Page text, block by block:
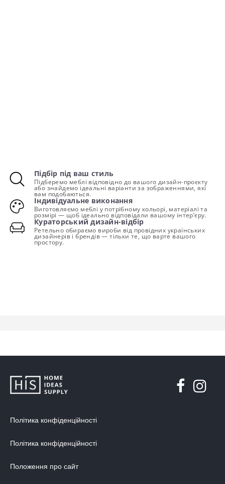
Підбір під ваш стиль
Підберемо меблі відповідно до вашого дизайн-проєкту
або знайдемо ідеальні варіанти за зображеннями, які
вам подобаються.
Індивідуальне виконання
Виготовляємо меблі у потрібному кольорі, матеріалі та
розмірі — щоб ідеально відповідали вашому інтер’єру.
Кураторський дизайн-відбір
Ретельно обираємо вироби від провідних українських
дизайнерів і брендів — тільки те, що варте вашого
простору.
Політика конфіденційності
Політика конфіденційності
Положення про сайт